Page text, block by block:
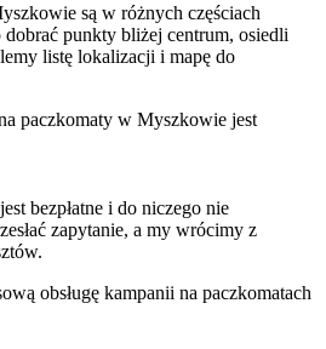
są w różnych częściach
dobrać punkty bliżej centrum, osiedli
listę lokalizacji i mapę do
paczkomaty w Myszkowie jest
bezpłatne i do niczego nie
zapytanie, a my wrócimy z
obsługę kampanii na paczkomatach